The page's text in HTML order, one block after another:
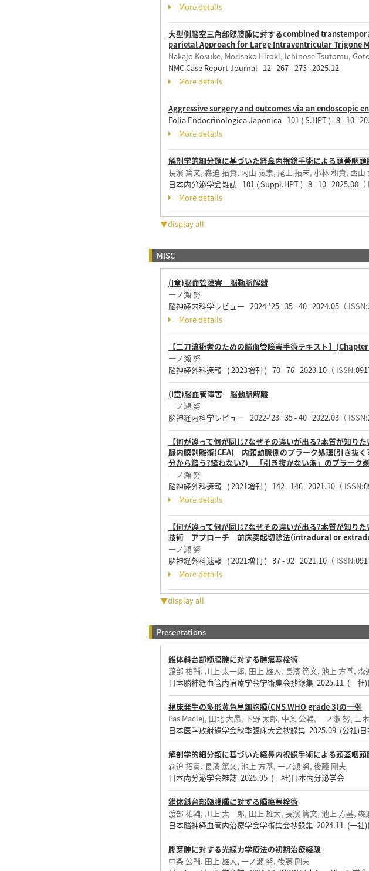
More details
大型側脳室三角部髄膜腫に対するcombined
parietal Approach for Large Intraventricular Trigone
Nakajo Kosuke, Morisako Hiroki, Ichinose Tsutomu,
NMC Case Report Journal 12 267 - 273 2025.12
More details
Aggressive surgery and outcomes via an endoscopic
Folia Endocrinologica Japonica 101 ( S.HPT ) 8 - 10
More details
解剖学的細分類に基づいた経鼻内視鏡手術による頭蓋咽
長濱 篤文, 森迫 拓貴, 内山 義崇, 尾上 拓未, 小林 和貴, 西
日本内分泌学会雑誌 101 ( Suppl.HPT ) 8 - 10 2025.08（
More details
▼display all
MISC
(I章)脳血管障害 脳動脈解離
一ノ瀬 努
脳神経内科学レビュー 2024-'25 35 - 40 2024.05（ ISSN:
More details
【二刀流術者のための脳血管障害手術テキスト】
一ノ瀬 努
脳神経外科速報 ( 2023増刊 ) 70 - 76 2023.10（ ISSN:
(I章)脳血管障害 脳動脈解離
一ノ瀬 努
脳神経内科学レビュー 2022-'23 35 - 40 2022.03（ ISSN:
【何が違って何が同じ?なぜその違いが出る?本質が知
脈内膜剥離術(CEA) 内頸動脈側のプラーク処理(引き抜
分から縫う?縫わない?) 「引き抜かない派」のプラーク
一ノ瀬 努
脳神経外科速報 ( 2021増刊 ) 142 - 146 2021.10（ ISSN:
More details
【何が違って何が同じ?なぜその違いが出る?本質が知
技術 アプローチ 前床突起切除法(intradural or
一ノ瀬 努
脳神経外科速報 ( 2021増刊 ) 87 - 92 2021.10（ ISSN:
More details
▼display all
Presentations
錐体斜台部髄膜腫に対する腫瘍塞栓術
渡部 祐輔, 川上 太一郎, 田上 雄大, 長濱 篤文, 池上 方基,
日本脳神経血管内治療学会学術集会抄録集 2025.11 (一社
視床発生の多形黄色星細胞腫(CNS WHO grade 3)の一例
Pas Maciej, 田北 大昂, 下野 太郎, 中条 公輔, 一ノ瀬 努, 三
日本医学放射線学会秋季臨床大会抄録集 2025.09 (公社)
解剖学的細分類に基づいた経鼻内視鏡手術による頭蓋咽
森迫 拓貴, 長濱 篤文, 池上 方基, 一ノ瀬 努, 後藤 剛夫
日本内分泌学会雑誌 2025.05 (一社)日本内分泌学会
錐体斜台部髄膜腫に対する腫瘍塞栓術
渡部 祐輔, 川上 太一郎, 田上 雄大, 長濱 篤文, 池上 方基,
日本脳神経血管内治療学会学術集会抄録集 2024.11 (一社
膠芽腫に対する光線力学療法の初期治療経験
中条 公輔, 田上 雄大, 一ノ瀬 努, 後藤 剛夫